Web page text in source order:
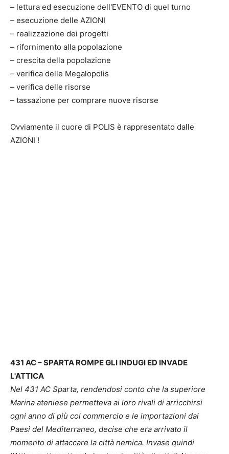
– lettura ed esecuzione dell'EVENTO di quel turno
– esecuzione delle AZIONI
– realizzazione dei progetti
– rifornimento alla popolazione
– crescita della popolazione
– verifica delle Megalopolis
– verifica delle risorse
– tassazione per comprare nuove risorse
Ovviamente il cuore di POLIS è rappresentato dalle
AZIONI !
431 AC – SPARTA ROMPE GLI INDUGI ED INVADE
L'ATTICA
Nel 431 AC Sparta, rendendosi conto che la superiore
Marina ateniese permetteva ai loro rivali di arricchirsi
ogni anno di più col commercio e le importazioni dai
Paesi del Mediterraneo, decise che era arrivato il
momento di attaccare la città nemica. Invase quindi